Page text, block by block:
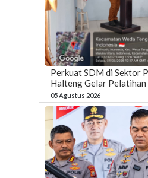
Perkuat SDM di Sektor
Halteng Gelar Pelatihan
05 Agustus 2026